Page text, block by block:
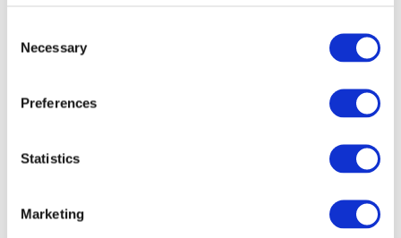
Selection
Necessary
Preferences
Statistics
Marketing
Events